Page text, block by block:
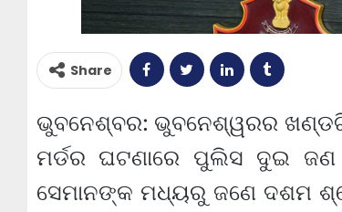
Share
ଭୁବନେଶ୍ବର: ଭୁବନେଶ୍ୱରର
ମର୍ଡର ଘଟଣାରେ ପୁଲିସ ଦୁଇ ଜଣ
ସେମାନଙ୍କ ମଧ୍ୟରୁ ଜଣେ ଦଶମ